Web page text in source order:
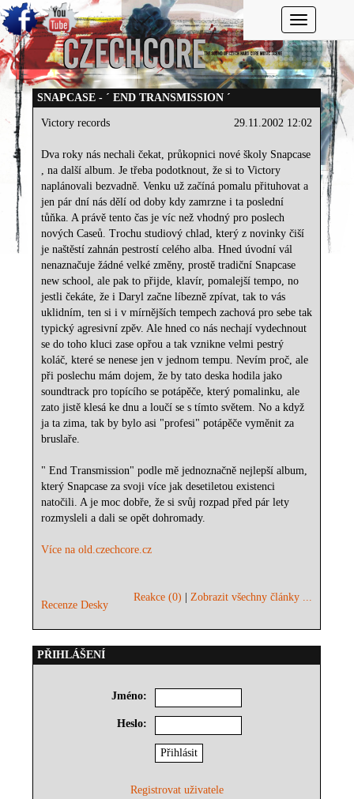
Toggle
SNAPCASE - ´ END TRANSMISSION ´
29.11.2002 12:02
Victory records
Dva roky nás nechali čekat, průkopnici nové školy Snapcase
, na další album. Je třeba podotknout, že si to Victory
naplánovali bezvadně. Venku už začíná pomalu přituhovat a
jen pár dní nás dělí od doby kdy zamrzne i ta poslední
tůňka. A právě tento čas je víc než vhodný pro poslech
nových Caseů. Trochu studiový chlad, který z novinky čiší
je naštěstí zahnán pestrostí celého alba. Hned úvodní vál
nenaznačuje žádné velké změny, prostě tradiční Snapcase
new school, ale pak to přijde, klavír, pomalejší tempo, no
jestli čekáte, že i Daryl začne líbezně zpívat, tak to vás
uklidním, ten si i v mírnějších tempech zachová pro sebe tak
typický agresivní zpěv. Ale hned co nás nechají vydechnout
se do toho kluci zase opřou a tak vznikne velmi pestrý
koláč, které se nenese jen v jednom tempu. Nevím proč, ale
při poslechu mám dojem, že by tato deska hodila jako
soundtrack pro topícího se potápěče, který pomalinku, ale
zato jistě klesá ke dnu a loučí se s tímto světem. No a když
ja ta zima, tak by bylo asi "profesi" potápěče vyměnit za
bruslaře.
" End Transmission" podle mě jednoznačně nejlepší album,
který Snapcase za svoji více jak desetiletou existenci
natočili. A je moc dobře, že si svůj rozpad před pár lety
rozmysleli a dali se opět dohromady.
Více na old.czechcore.cz
Recenze Desky
Reakce (0) |Zobrazit všechny články ...
PŘIHLÁŠENÍ
Jméno:
Heslo:
Registrovat uživatele